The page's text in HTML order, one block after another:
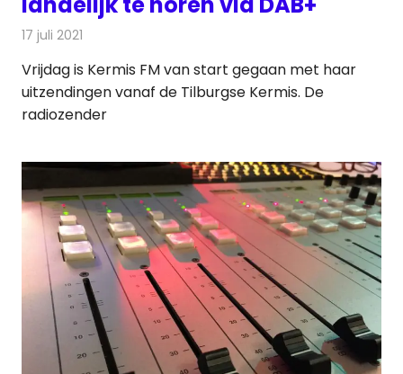
17 juli 2021
Vrijdag is Kermis FM van start gegaan met haar
uitzendingen vanaf de Tilburgse Kermis. De
radiozender